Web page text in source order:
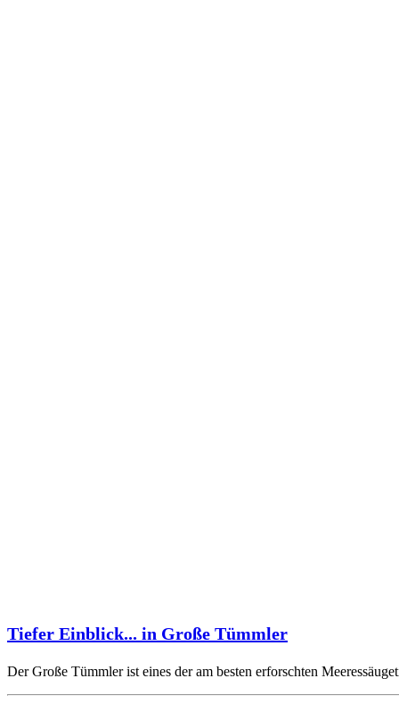
Tiefer Einblick... in Große Tümmler
Der Große Tümmler ist eines der am besten erforschten